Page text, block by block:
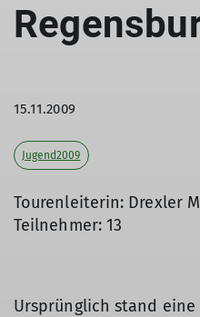
15.11.2009
Jugend2009
Tourenleiterin: Drexler
Teilnehmer: 13
Ursprünglich stand